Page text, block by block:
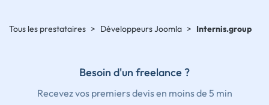
Tous les prestataires > Développeurs Joomla > Internis.group
Besoin d'un freelance ?
Recevez vos premiers devis en moins de 5 min